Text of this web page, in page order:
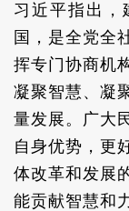
习近平指出，
国，是全党全
挥专门协商机
凝聚智慧、凝
量发展。广大
自身优势，更
体改革和发展
能贡献智慧和